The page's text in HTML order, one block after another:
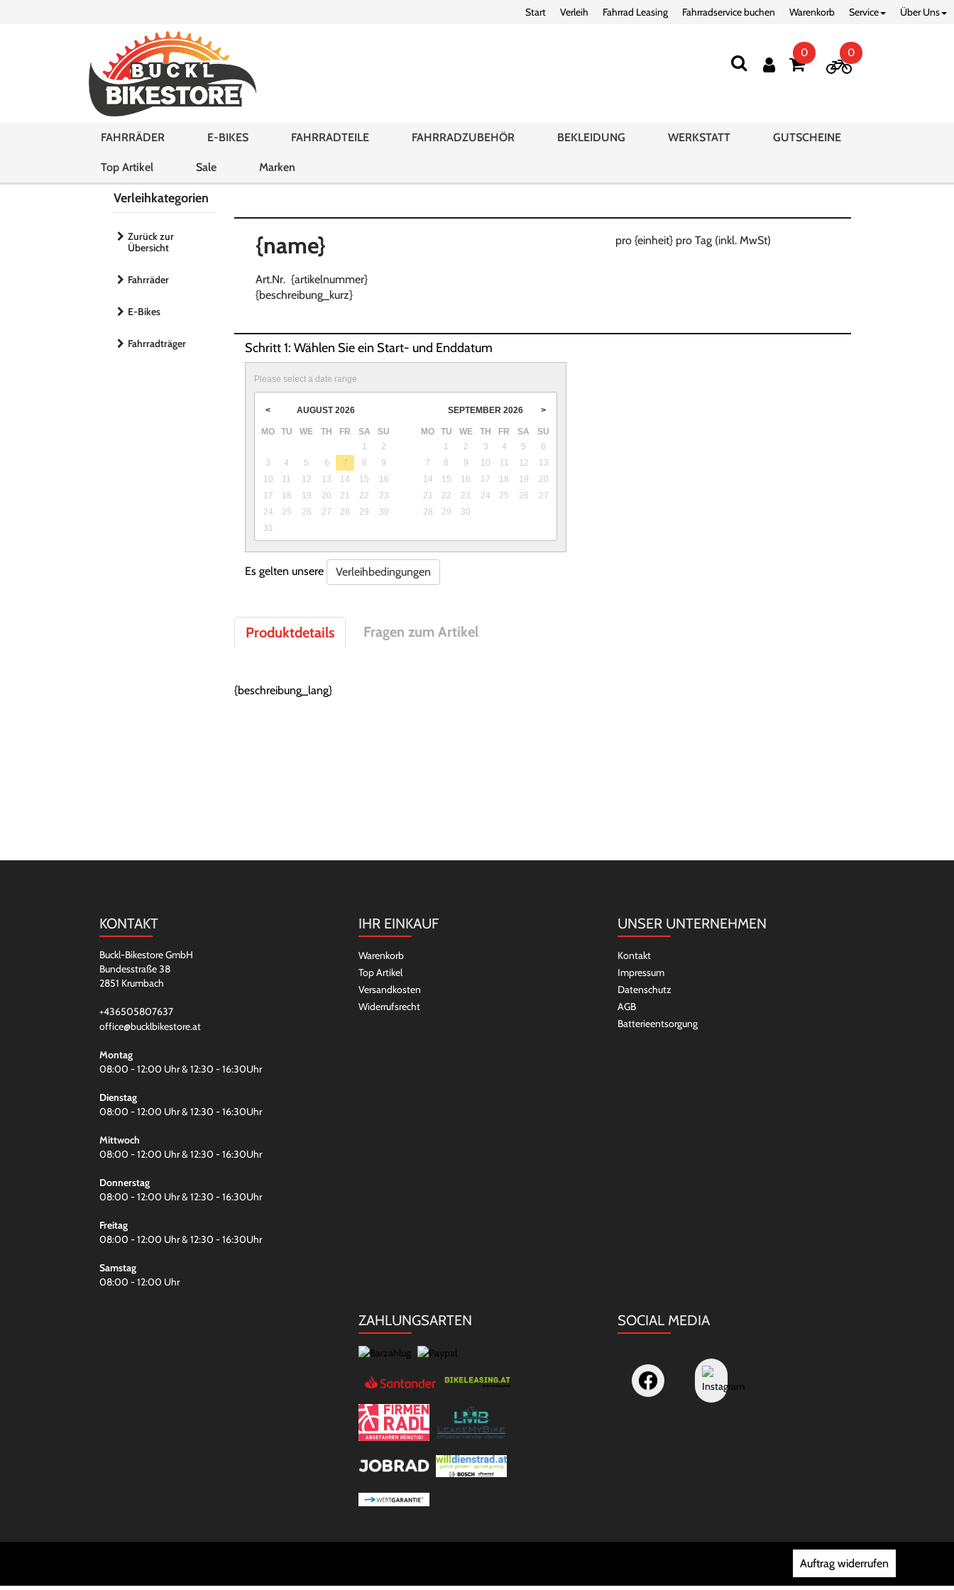
Start Verleih Fahrrad Leasing Fahrradservice buchen Warenkorb Service Über Uns
0 0
FAHRRÄDER E-BIKES FAHRRADTEILE FAHRRADZUBEHÖR BEKLEIDUNG WERKSTATT GUTSCHEINE
Top Artikel Sale Marken
Verleihkategorien
Zurück zur
Übersicht
Fahrräder
E-Bikes
Fahrradträger
{name}
Art.Nr. {artikelnummer}
{beschreibung_kurz}
pro {einheit} pro Tag (inkl. MwSt)
Schritt 1: Wählen Sie ein Start- und Enddatum
Please select a date range
< AUGUST 2026
MO TU WE TH FR SA
SU
1
2
3
4 5 6 7 8
9
10
11 12 13 14 15
16
17
18 19 20 21 22
23
24
25 26 27 28 29
30
31
SEPTEMBER 2026 >
MO TU WE TH FR SA
SU
1
2 3 4 5
6
7
8 9 10 11 12
13
14
15 16 17 18 19
20
21
22 23 24 25 26
27
28
29 30
Es gelten unsere Verleihbedingungen
Produktdetails Fragen zum Artikel
{beschreibung_lang}
KONTAKT
Buckl-Bikestore GmbH
Bundesstraße 38
2851 Krumbach
+436505807637
office@bucklbikestore.at
Montag
08:00 - 12:00 Uhr & 12:30 - 16:30Uhr
Dienstag
08:00 - 12:00 Uhr & 12:30 - 16:30Uhr
Mittwoch
08:00 - 12:00 Uhr & 12:30 - 16:30Uhr
Donnerstag
08:00 - 12:00 Uhr & 12:30 - 16:30Uhr
Freitag
08:00 - 12:00 Uhr & 12:30 - 16:30Uhr
Samstag
08:00 - 12:00 Uhr
IHR EINKAUF
Warenkorb
Top Artikel
Versandkosten
Widerrufsrecht
UNSER UNTERNEHMEN
Kontakt
Impressum
Datenschutz
AGB
Batterieentsorgung
ZAHLUNGSARTEN SOCIAL MEDIA
Auftrag widerrufen